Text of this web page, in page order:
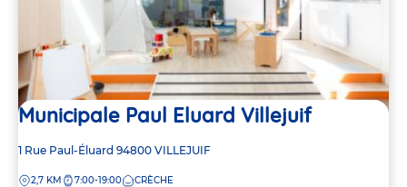
Municipale Paul Eluard Villejuif
Adresse
la
1 Rue Paul-Éluard 94800 VILLEJUIF
DISTANCE
2,7 KM 7:00-19:00 CRÈCHE
4
4
5
2
4
4
5
2